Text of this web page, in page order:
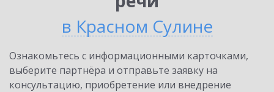
в Красном Сулине
Ознакомьтесь с информационными карточками,
выберите партнёра и отправьте заявку на
консультацию, приобретение или внедрение